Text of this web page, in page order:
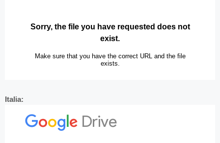
Italia: